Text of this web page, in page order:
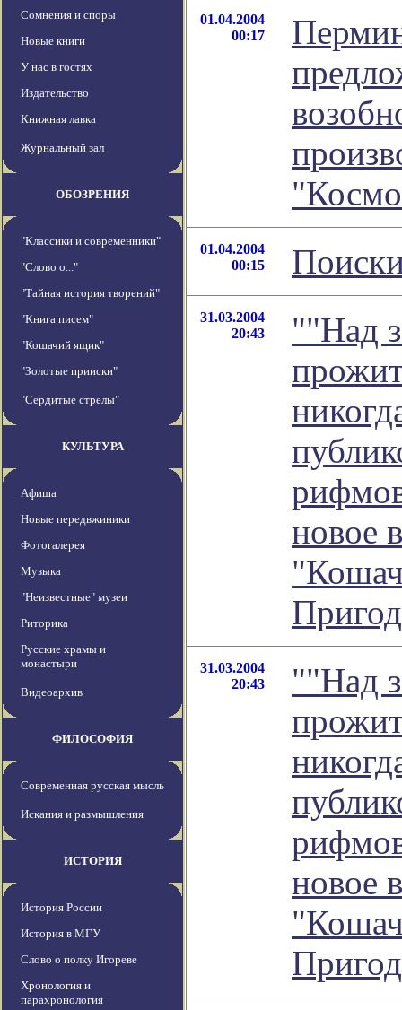
Сомнения и споры
Новые книги
У нас в гостях
Издательство
Книжная лавка
Журнальный зал
ОБОЗРЕНИЯ
"Классики и современники"
"Слово о..."
"Тайная история творений"
"Книга писем"
"Кошачий ящик"
"Золотые прииски"
"Сердитые стрелы"
КУЛЬТУРА
Афиша
Новые передвжиники
Фотогалерея
Музыка
"Неизвестные" музеи
Риторика
Русские храмы и
монастыри
Видеоархив
ФИЛОСОФИЯ
Современная русская мысль
Искания и размышления
ИСТОРИЯ
История России
История в МГУ
Слово о полку Игореве
Хронология и
парахронология
01.04.2004
00:17
01.04.2004
00:15
31.03.2004
20:43
""Над
новое
31.03.2004
20:43
""Над
новое